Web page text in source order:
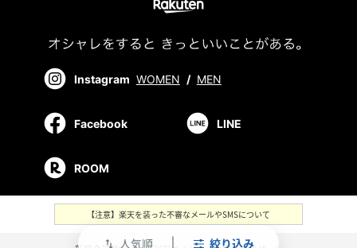
swap_vert 人気順 絞り込み
Instagram WOMEN / MEN
Facebook LINE
ROOM
【注意】楽天を装った不審なメールやSMSについて